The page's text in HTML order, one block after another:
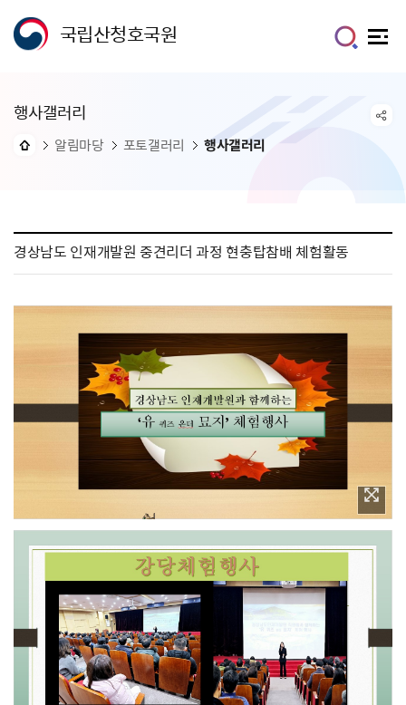
국립산청호국원
행사갤러리
알림마당 포토갤러리 행사갤러리
경상남도 인재개발원 중견리더 과정 현충탑참배 체험활동